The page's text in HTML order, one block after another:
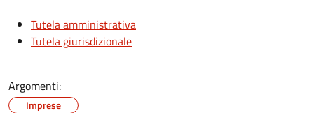
Tutela amministrativa
Tutela giurisdizionale
Argomenti:
Imprese